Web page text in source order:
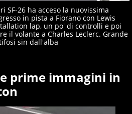
SF-26 ha acceso la nuovissima
in pista a Fiorano con Lewis
lap, un po' di controlli e poi
il volante a Charles Leclerc. Grande
sin dall'alba
prime immagini in